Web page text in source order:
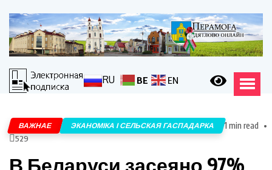
RU BE EN
ВАЖНАЕ ЭКАНОМІКА І СЕЛЬСКАЯ ГАСПАДАРКА 1 min read
529
В Беларуси засеяно 97%